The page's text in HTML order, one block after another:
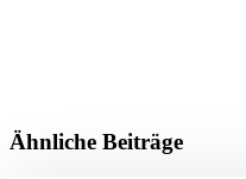
Ähnliche Beiträge